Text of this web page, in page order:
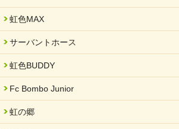
虹色MAX
サーバントホース
虹色BUDDY
Fc Bombo Junior
虹の郷